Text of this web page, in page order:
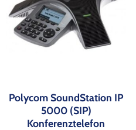
Polycom SoundStation IP
5000 (SIP)
Konferenztelefon